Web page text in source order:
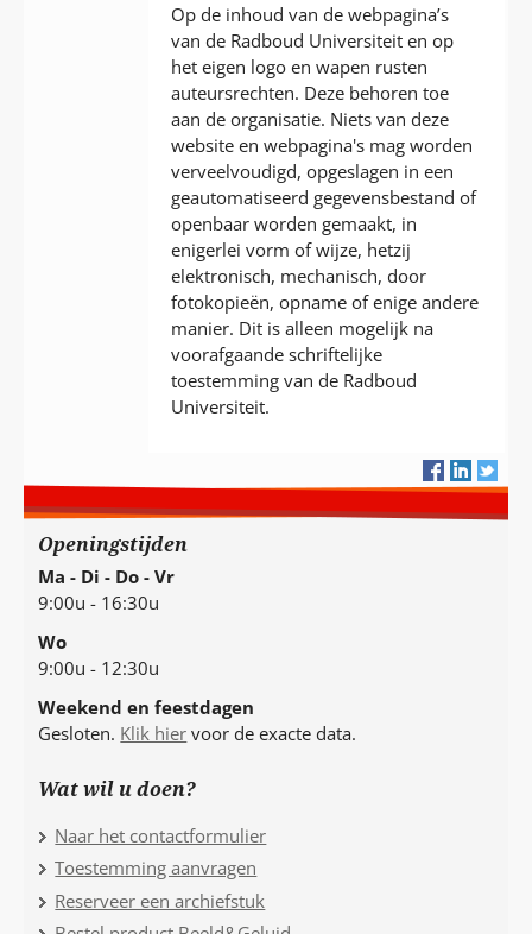
Op de inhoud van de webpagina’s
van de Radboud Universiteit en op
het eigen logo en wapen rusten
auteursrechten. Deze behoren toe
aan de organisatie. Niets van deze
website en webpagina's mag worden
verveelvoudigd, opgeslagen in een
geautomatiseerd gegevensbestand of
openbaar worden gemaakt, in
enigerlei vorm of wijze, hetzij
elektronisch, mechanisch, door
fotokopieën, opname of enige andere
manier. Dit is alleen mogelijk na
voorafgaande schriftelijke
toestemming van de Radboud
Universiteit.
Openingstijden
Ma - Di - Do - Vr
9:00u - 16:30u
Wo
9:00u - 12:30u
Weekend en feestdagen
Gesloten. Klik hier voor de exacte data.
Wat wil u doen?
Naar het contactformulier
Toestemming aanvragen
Reserveer een archiefstuk